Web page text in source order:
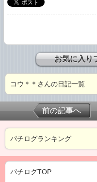
お気に入り
コウ＊＊さんの日記一覧
前の記事へ
パチログランキング
パチログTOP